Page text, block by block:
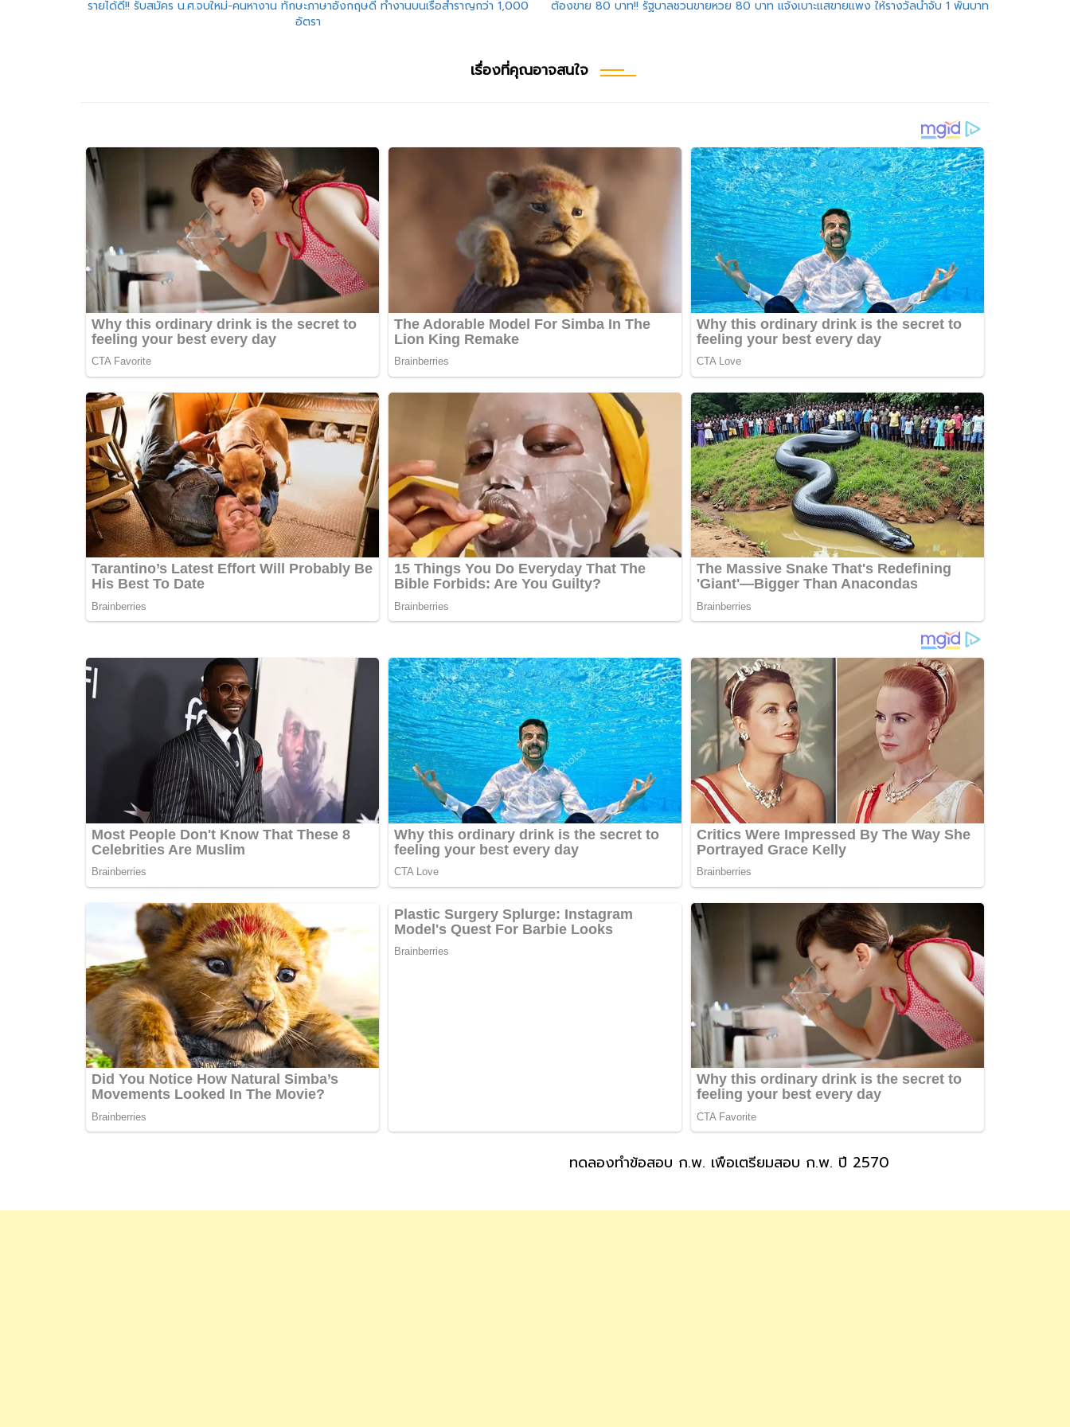
แนะแนว
รายได้ดี!! รับสมัคร น.ศ.จบใหม่-คนหางาน ทักษะภาษาอังกฤษดี ทำงานบนเรือสำราญกว่า 1,000
อัตรา
ต้องขาย 80 บาท!! รัฐบาลชวนขายหวย 80 บาท แจ้งเบาะแสขายแพง ให้รางวัลนำจับ 1 พันบาท
เรื่องที่คุณอาจสนใจ
ทดลองทำข้อสอบ ก.พ. เพื่อเตรียมสอบ ก.พ. ปี 2570